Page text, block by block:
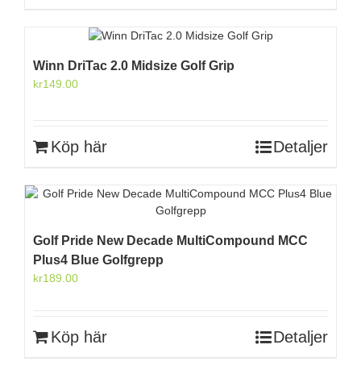
Winn DriTac 2.0 Midsize Golf Grip
kr149.00
Köp här Detaljer
Golf Pride New Decade MultiCompound MCC
Plus4 Blue Golfgrepp
kr189.00
Köp här Detaljer